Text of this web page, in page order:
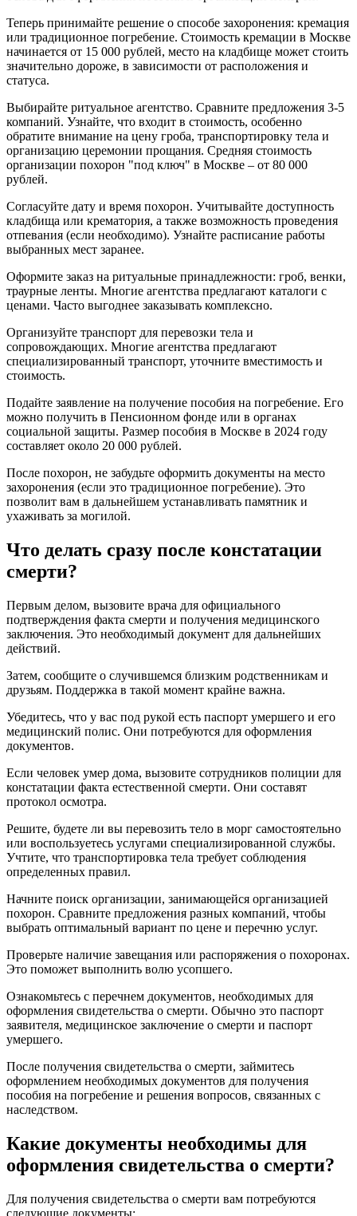
Теперь принимайте решение о способе захоронения: кремация
или традиционное погребение. Стоимость кремации в Москве
начинается от 15 000 рублей, место на кладбище может стоить
значительно дороже, в зависимости от расположения и
статуса.
Выбирайте ритуальное агентство. Сравните предложения 3-5
компаний. Узнайте, что входит в стоимость, особенно
обратите внимание на цену гроба, транспортировку тела и
организацию церемонии прощания. Средняя стоимость
организации похорон "под ключ" в Москве – от 80 000
рублей.
Согласуйте дату и время похорон. Учитывайте доступность
кладбища или крематория, а также возможность проведения
отпевания (если необходимо). Узнайте расписание работы
выбранных мест заранее.
Оформите заказ на ритуальные принадлежности: гроб, венки,
траурные ленты. Многие агентства предлагают каталоги с
ценами. Часто выгоднее заказывать комплексно.
Организуйте транспорт для перевозки тела и
сопровождающих. Многие агентства предлагают
специализированный транспорт, уточните вместимость и
стоимость.
Подайте заявление на получение пособия на погребение. Его
можно получить в Пенсионном фонде или в органах
социальной защиты. Размер пособия в Москве в 2024 году
составляет около 20 000 рублей.
После похорон, не забудьте оформить документы на место
захоронения (если это традиционное погребение). Это
позволит вам в дальнейшем устанавливать памятник и
ухаживать за могилой.
Что делать сразу после констатации
смерти?
Первым делом, вызовите врача для официального
подтверждения факта смерти и получения медицинского
заключения. Это необходимый документ для дальнейших
действий.
Затем, сообщите о случившемся близким родственникам и
друзьям. Поддержка в такой момент крайне важна.
Убедитесь, что у вас под рукой есть паспорт умершего и его
медицинский полис. Они потребуются для оформления
документов.
Если человек умер дома, вызовите сотрудников полиции для
констатации факта естественной смерти. Они составят
протокол осмотра.
Решите, будете ли вы перевозить тело в морг самостоятельно
или воспользуетесь услугами специализированной службы.
Учтите, что транспортировка тела требует соблюдения
определенных правил.
Начните поиск организации, занимающейся организацией
похорон. Сравните предложения разных компаний, чтобы
выбрать оптимальный вариант по цене и перечню услуг.
Проверьте наличие завещания или распоряжения о похоронах.
Это поможет выполнить волю усопшего.
Ознакомьтесь с перечнем документов, необходимых для
оформления свидетельства о смерти. Обычно это паспорт
заявителя, медицинское заключение о смерти и паспорт
умершего.
После получения свидетельства о смерти, займитесь
оформлением необходимых документов для получения
пособия на погребение и решения вопросов, связанных с
наследством.
Какие документы необходимы для
оформления свидетельства о смерти?
Для получения свидетельства о смерти вам потребуются
следующие документы: